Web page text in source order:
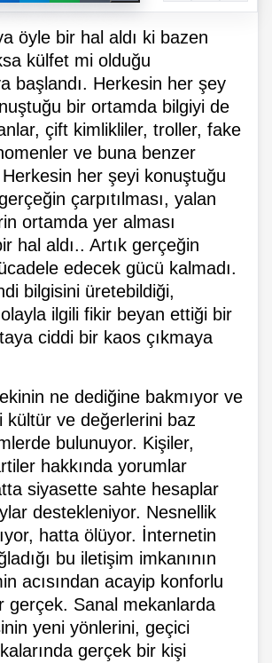
öyle bir hal aldı ki bazen
külfet mi olduğu
başlandı. Herkesin her şey
bir ortamda bilgiyi de
çift kimlikliler, troller, fake
ve buna benzer
her şeyi konuştuğu
çarpıtılması, yalan
ortamda yer alması
hal aldı.. Artık gerçeğin
edecek gücü kalmadı.
bilgisini üretebildiği,
ilgili fikir beyan ettiği bir
ciddi bir kaos çıkmaya
ne dediğine bakmıyor ve
kültür ve değerlerini baz
bulunuyor. Kişiler,
hakkında yorumlar
siyasette sahte hesaplar
destekleniyor. Nesnellik
hatta ölüyor. İnternetin
bu iletişim imkanının
acısından acayip konforlu
gerçek. Sanal mekanlarda
yeni yönlerini, geçici
gerçek bir kişi